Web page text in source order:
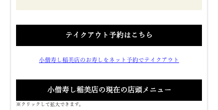
テイクアウト予約はこちら
小僧寿し稲美店のお寿しをネット予約でテイクアウト
小僧寿し稲美店の現在の店頭メニュー
※クリックして拡大できます。